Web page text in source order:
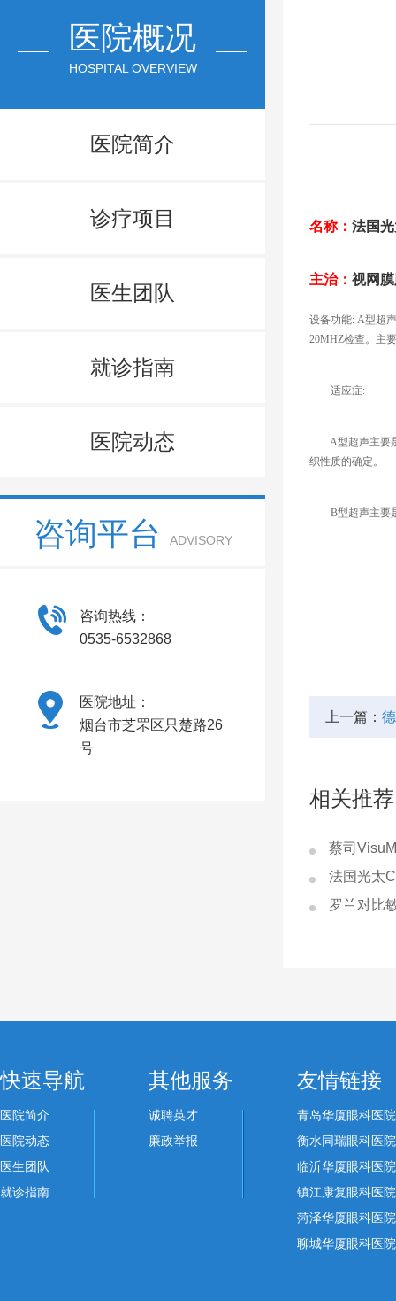
医院概况
HOSPITAL OVERVIEW
医院简介
诊疗项目
医生团队
就诊指南
医院动态
咨询平台 ADVISORY
咨询热线：
0535-6532868
医院地址：
烟台市芝罘区只楚路26
号
名称： 法国
主治： 视网
设备功能: A型超
20MHZ检查。主
适应症:
A型超声主要是
织性质的确定。
B型超声主要是
上一篇：
相关推荐
蔡司
法国光太
罗兰对比
快速导航
医院简介
医院动态
医生团队
就诊指南
其他服务
诚聘英才
廉政举报
友情链接
青岛华厦眼科医院
衡水同瑞眼科医院
临沂华厦眼科医院
镇江康复眼科医院
菏泽华厦眼科医院
聊城华厦眼科医院